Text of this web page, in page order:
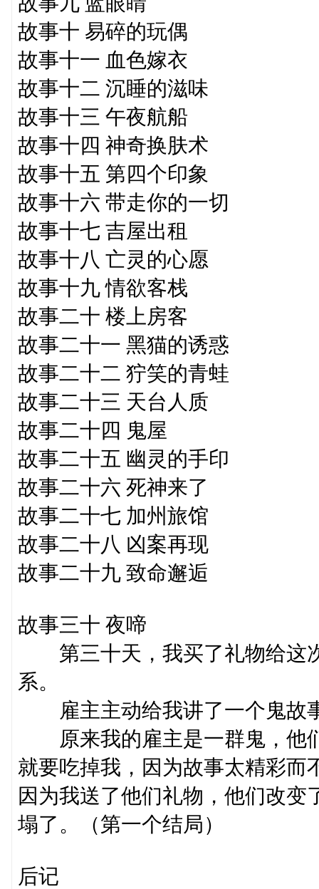
故事十 易碎的玩偶
故事十一 血色嫁衣
故事十二 沉睡的滋味
故事十三 午夜航船
故事十四 神奇换肤术
故事十五 第四个印象
故事十六 带走你的一切
故事十七 吉屋出租
故事十八 亡灵的心愿
故事十九 情欲客栈
故事二十 楼上房客
故事二十一 黑猫的诱惑
故事二十二 狞笑的青蛙
故事二十三 天台人质
故事二十四 鬼屋
故事二十五 幽灵的手印
故事二十六 死神来了
故事二十七 加州旅馆
故事二十八 凶案再现
故事二十九 致命邂逅
故事三十 夜啼
第三十天，我买了礼物给这
系。
雇主主动给我讲了一个鬼故
原来我的雇主是一群鬼，他
就要吃掉我，因为故事太精彩而
因为我送了他们礼物，他们改
塌了。（第一个结局）
后记